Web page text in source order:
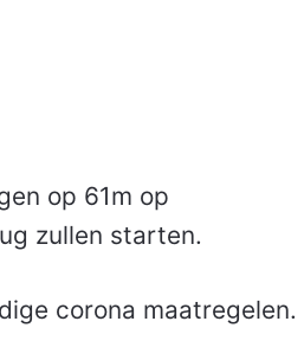
op 61m op
zullen starten.
corona maatregelen.